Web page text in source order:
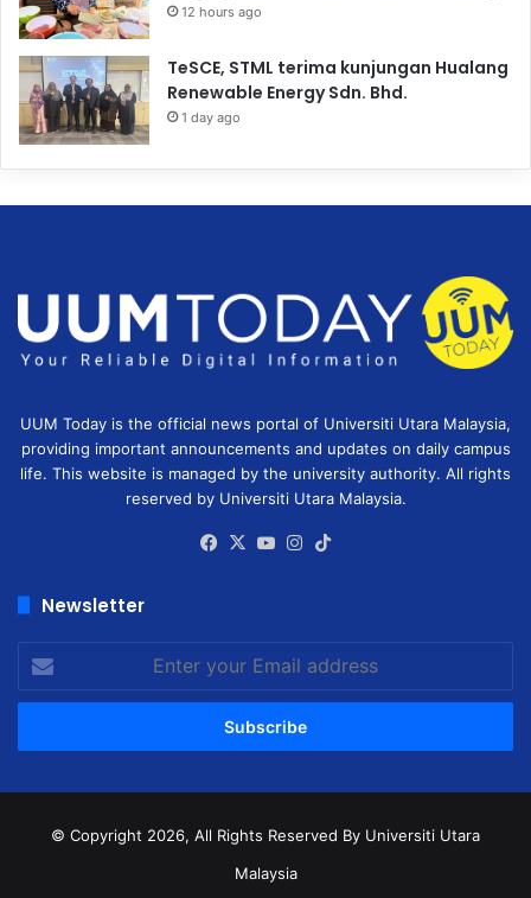
12 hours ago
TeSCE, STML terima kunjungan Hualang
Renewable Energy Sdn. Bhd.
1 day ago
UUM Today is the official news portal of Universiti Utara Malaysia,
providing important announcements and updates on daily campus
life. This website is managed by the university authority. All rights
reserved by Universiti Utara Malaysia.
Facebook
X YouTubeInstagram
Newsletter
your
Email
© Copyright 2026, All Rights Reserved By Universiti Utara
Malaysia